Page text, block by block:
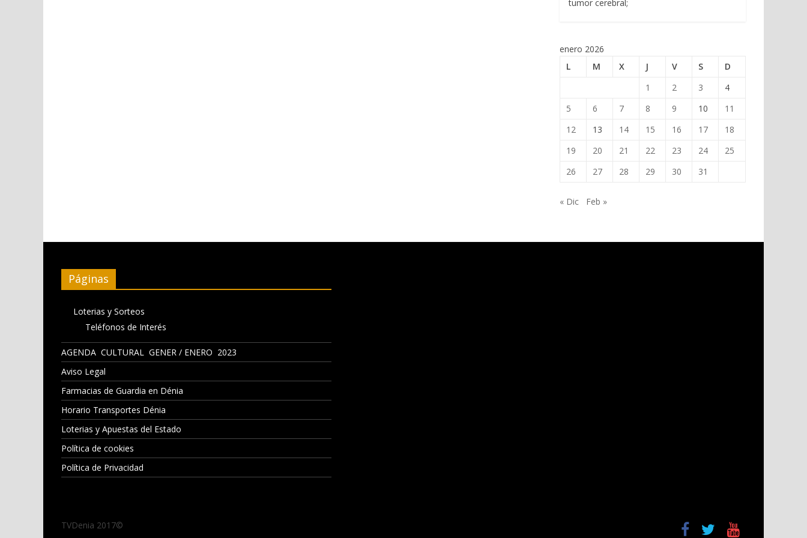
tumor cerebral;
enero 2026
L
M X J V S
D
1
2 3
4
5
6 7 8 9 10
11
12
13 14 15 16 17
18
19
20 21 22 23 24
25
26
27 28 29 30 31
« Dic Feb »
Páginas
Loterias y Sorteos
Teléfonos de Interés
AGENDA CULTURAL GENER / ENERO 2023
Aviso Legal
Farmacias de Guardia en Dénia
Horario Transportes Dénia
Loterias y Apuestas del Estado
Política de cookies
Política de Privacidad
TVDenia 2017©